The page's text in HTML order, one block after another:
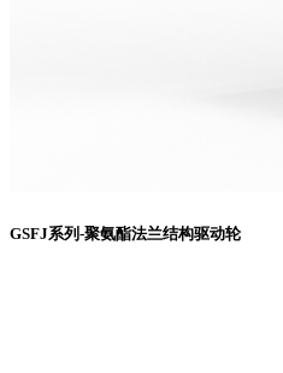
GSFJ系列-聚氨酯法兰结构驱动轮